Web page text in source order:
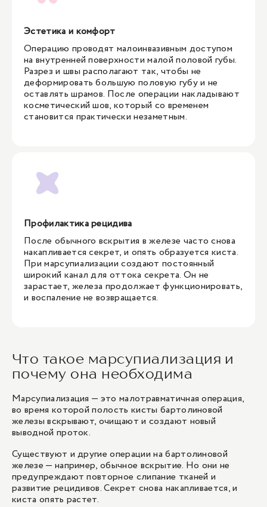
Эстетика и комфорт
Операцию проводят малоинвазивным доступом
на внутренней поверхности малой половой губы.
Разрез и швы располагают так, чтобы не
деформировать большую половую губу и не
оставлять шрамов. После операции накладывают
косметический шов, который со временем
становится практически незаметным.
Профилактика рецидива
После обычного вскрытия в железе часто снова
накапливается секрет, и опять образуется киста.
При марсупиализации создают постоянный
широкий канал для оттока секрета. Он не
зарастает, железа продолжает функционировать,
и воспаление не возвращается.
Что такое марсупиализация и
почему она необходима
Марсупиализация — это малотравматичная операция,
во время которой полость кисты бартолиновой
железы вскрывают, очищают и создают новый
выводной проток.
Существуют и другие операции на бартолиновой
железе — например, обычное вскрытие. Но они не
предупреждают повторное слипание тканей и
развитие рецидивов. Секрет снова накапливается, и
киста опять растет.